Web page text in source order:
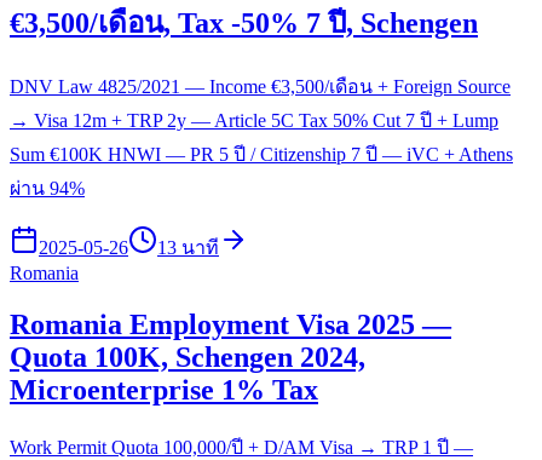
€3,500/เดือน, Tax -50% 7 ปี, Schengen
DNV Law 4825/2021 — Income €3,500/เดือน + Foreign Source
→ Visa 12m + TRP 2y — Article 5C Tax 50% Cut 7 ปี + Lump
Sum €100K HNWI — PR 5 ปี / Citizenship 7 ปี — iVC + Athens
ผ่าน 94%
2025-05-26
13 นาที
Romania
Romania Employment Visa 2025 —
Quota 100K, Schengen 2024,
Microenterprise 1% Tax
Work Permit Quota 100,000/ปี + D/AM Visa → TRP 1 ปี —